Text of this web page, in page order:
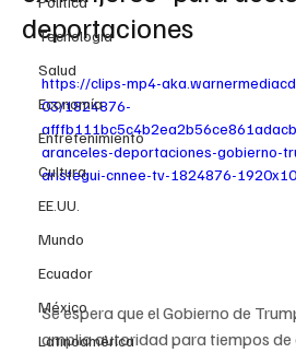
Tecnología
Salud
Economía
Entretenimiento
Cultura
EE.UU.
Mundo
Ecuador
México
Latinoamérica
deportaciones
https://clips-mp4-
03/1824876-
aranceles-deportaciones-gobierno-
aristegui-cnnee-tv-1824876-
Se espera que el Gobierno de
amplia autoridad para tiempos de